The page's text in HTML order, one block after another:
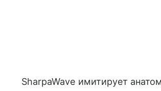
SharpaWave имитирует